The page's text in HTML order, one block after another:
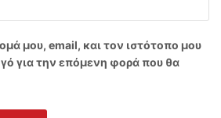
μου, email, και τον ιστότοπο μου
για την επόμενη φορά που θα